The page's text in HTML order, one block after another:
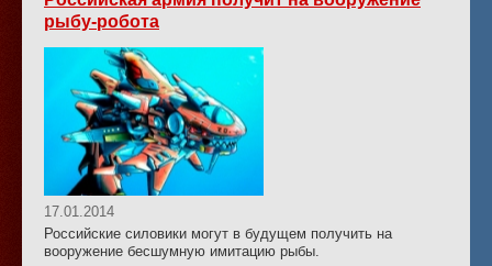
рыбу-робота
17.01.2014
Российские силовики могут в будущем получить на
вооружение бесшумную имитацию рыбы.